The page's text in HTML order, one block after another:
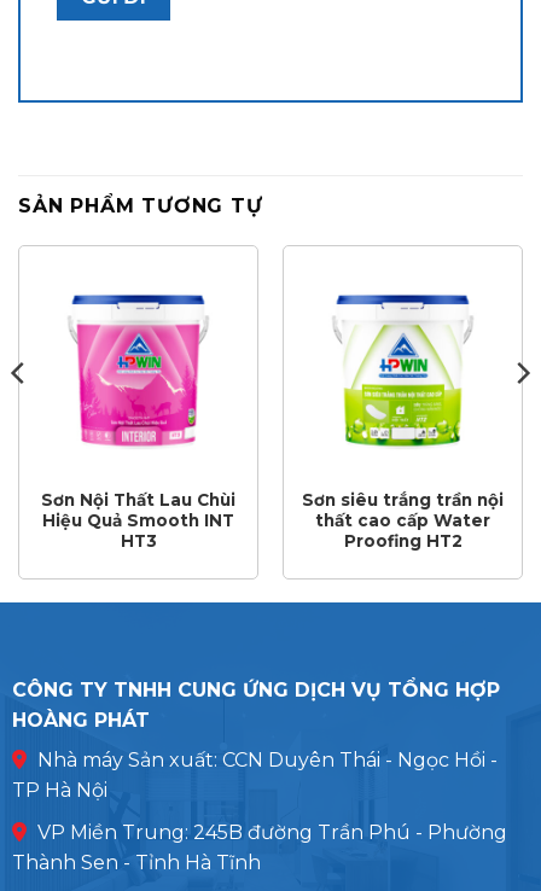
SẢN PHẨM TƯƠNG TỰ
Sơn Nội Thất Lau Chùi
Hiệu Quả Smooth INT
HT3
Sơn siêu trắng trần nội
thất cao cấp Water
Proofing HT2
CÔNG TY TNHH CUNG ỨNG DỊCH VỤ TỔNG HỢP
HOÀNG PHÁT
Nhà máy Sản xuất: CCN Duyên Thái - Ngọc Hồi -
TP Hà Nội
VP Miền Trung: 245B đường Trần Phú - Phường
Thành Sen - Tỉnh Hà Tĩnh